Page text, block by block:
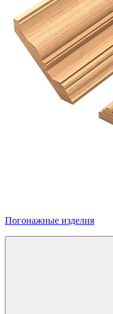
Погонажные изделия